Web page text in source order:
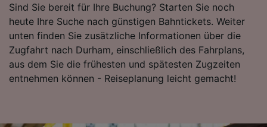
Sind Sie bereit für Ihre Buchung? Starten Sie noch
heute Ihre Suche nach günstigen Bahntickets. Weiter
unten finden Sie zusätzliche Informationen über die
Zugfahrt nach Durham, einschließlich des Fahrplans,
aus dem Sie die frühesten und spätesten Zugzeiten
entnehmen können - Reiseplanung leicht gemacht!